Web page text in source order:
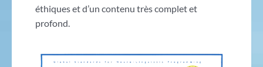
éthiques et d’un contenu très complet et
profond.